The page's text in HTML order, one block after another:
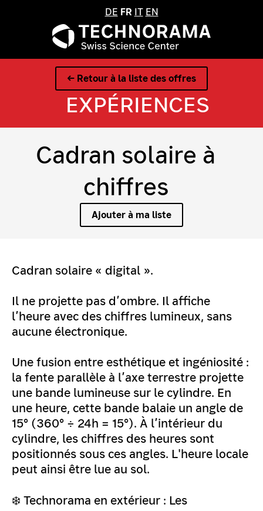
DE FR IT EN
← Retour à la liste des offres
EXPÉRIENCES
Cadran solaire à
chiffres
Ajouter à ma liste
Cadran solaire « digital ».
Il ne projette pas d’ombre. Il affiche
l’heure avec des chiffres lumineux, sans
aucune électronique.
Une fusion entre esthétique et ingéniosité :
la fente parallèle à l’axe terrestre projette
une bande lumineuse sur le cylindre. En
une heure, cette bande balaie un angle de
15° (360° ÷ 24h = 15°). À l’intérieur du
cylindre, les chiffres des heures sont
positionnés sous ces angles. L'heure locale
peut ainsi être lue au sol.
❄️ Technorama en extérieur : Les